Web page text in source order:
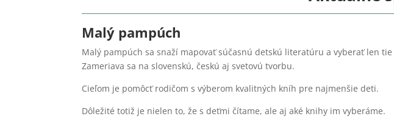
Malý pampúch
Malý pampúch sa snaží mapovať súčasnú detskú literatúru a vyberať len
Zameriava sa na slovenskú, českú aj svetovú tvorbu.
Cieľom je pomôcť rodičom s výberom kvalitných kníh pre najmenšie deti.
Dôležité totiž je nielen to, že s deťmi čítame, ale aj aké knihy im vyberáme.